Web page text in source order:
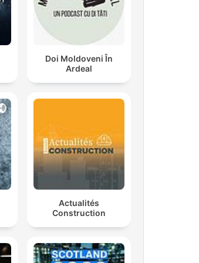
Doi Moldoveni În
Ardeal
Actualités
Construction